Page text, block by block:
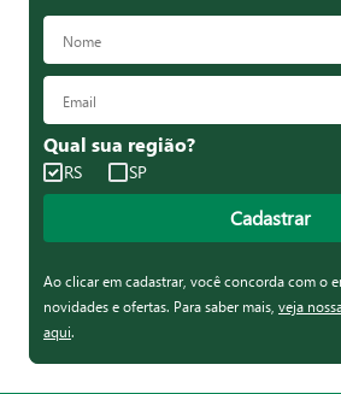
Qual sua região?
RS SP
Cadastrar
Ao clicar em cadastrar, você concorda com o
novidades e ofertas. Para saber mais, veja
aqui.